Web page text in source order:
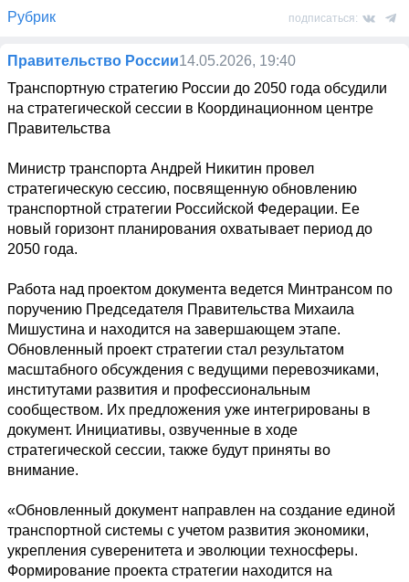
Рубрик подписаться:
Правительство России14.05.2026, 19:40
Транспортную стратегию России до 2050 года обсудили
на стратегической сессии в Координационном центре
Правительства
Министр транспорта Андрей Никитин провел
стратегическую сессию, посвященную обновлению
транспортной стратегии Российской Федерации. Ее
новый горизонт планирования охватывает период до
2050 года.
Работа над проектом документа ведется Минтрансом по
поручению Председателя Правительства Михаила
Мишустина и находится на завершающем этапе.
Обновленный проект стратегии стал результатом
масштабного обсуждения с ведущими перевозчиками,
институтами развития и профессиональным
сообществом. Их предложения уже интегрированы в
документ. Инициативы, озвученные в ходе
стратегической сессии, также будут приняты во
внимание.
«Обновленный документ направлен на создание единой
транспортной системы с учетом развития экономики,
укрепления суверенитета и эволюции техносферы.
Формирование проекта стратегии находится на